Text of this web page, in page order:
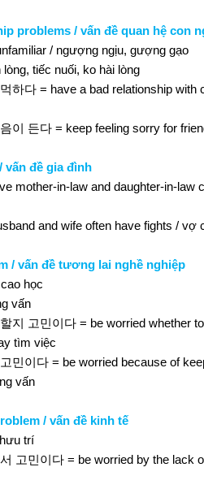
problems / vấn đề quan hệ con
/ ngượng ngịu, gượng gạo
tiếc nuối, ko hài lòng
하다= have a bad relationship with
이 든다= keep feeling sorry for
vấn đề gia đình
mother-in-law and daughter-in-law
and wife often have fights / vợ
/ vấn đề tương lai nghề nghiệp
học
vấn
지 고민이다= be worried whether
tìm việc
고민이다= be worried because of
vấn
/ vấn đề kinh tế
trí
고민이다= be worried by the lack